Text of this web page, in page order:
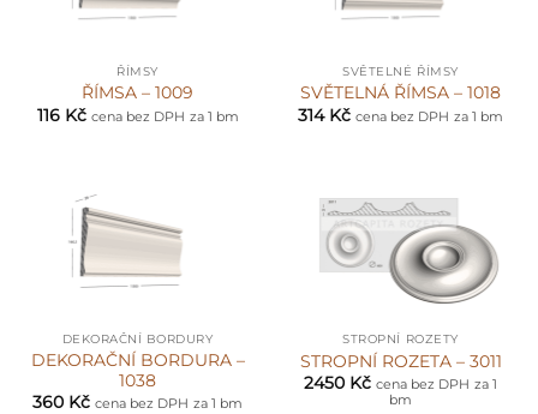
ŘÍMSY
ŘÍMSA – 1009
116 Kč cena bez DPH za 1 bm
SVĚTELNÉ ŘÍMSY
SVĚTELNÁ ŘÍMSA – 1018
314 Kč cena bez DPH za 1 bm
DEKORAČNÍ BORDURY
DEKORAČNÍ BORDURA –
1038
360 Kč cena bez DPH za 1 bm
STROPNÍ ROZETY
STROPNÍ ROZETA – 3011
2450 Kč cena bez DPH za 1
bm